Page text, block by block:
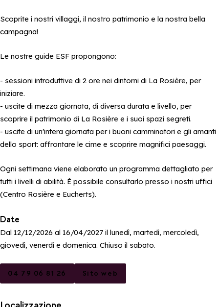
Scoprite i nostri villaggi, il nostro patrimonio e la nostra bella
campagna!
Le nostre guide ESF propongono:
- sessioni introduttive di 2 ore nei dintorni di La Rosière, per
iniziare.
- uscite di mezza giornata, di diversa durata e livello, per
scoprire il patrimonio di La Rosière e i suoi spazi segreti.
- uscite di un'intera giornata per i buoni camminatori e gli amanti
dello sport: affrontare le cime e scoprire magnifici paesaggi.
Ogni settimana viene elaborato un programma dettagliato per
tutti i livelli di abilità. È possibile consultarlo presso i nostri uffici
(Centro Rosière e Eucherts).
Date
Dal 12/12/2026 al 16/04/2027 il lunedì, martedì, mercoledì,
giovedì, venerdì e domenica. Chiuso il sabato.
04 79 06 81 26 Sito web